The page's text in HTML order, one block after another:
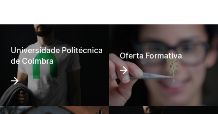
Universidade Politécnica
de Coimbra
Oferta Formativa